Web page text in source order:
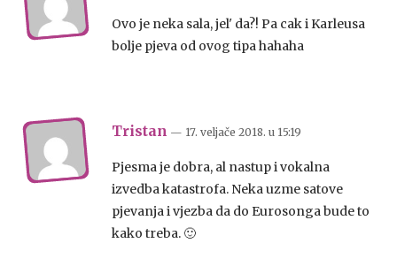
Ovo je neka sala, jel' da?! Pa cak i Karleusa
bolje pjeva od ovog tipa hahaha
Tristan — 17. veljače 2018. u 15:19
Pjesma je dobra, al nastup i vokalna
izvedba katastrofa. Neka uzme satove
pjevanja i vjezba da do Eurosonga bude to
kako treba. 🙂